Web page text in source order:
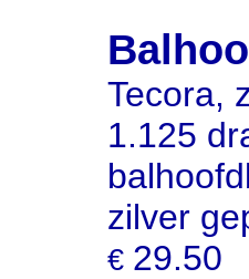
Tecora,
1.125
zilver
€ 29.50